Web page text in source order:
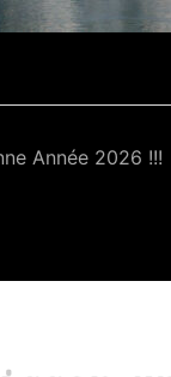
Année 2026 !!!